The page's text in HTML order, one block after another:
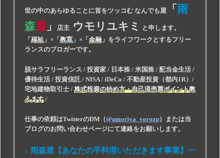
世の中のあらゆることに首をツッコむ なんでも屋「 雨
森屋」 店主 ウモリユキミ
と申します。
「 福祉」 × 「 教育」 × 「 金融」 をライフワークとするフリー
ランスのブロガーです。
脱サラフリーランス / 投資家 / 日本株 / 米国株 / 配当金生活 /
優待生活 / 投資信託 / NISA / iDeCo / 不動産投資（都内1R）/
宅地建物取引士 / 株式投資の始め方・自己流売買ポイント教
えます/
仕事の依頼はTwitterのDM（@umoriya_yorozu）または当
ブログのお問い合わせページにて連絡をお願いします。
↓ 雨森屋【あなたの手料理いただきます事業】一